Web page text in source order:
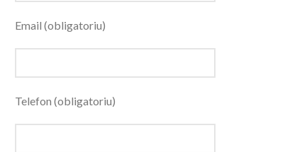
Email (obligatoriu)
Telefon (obligatoriu)